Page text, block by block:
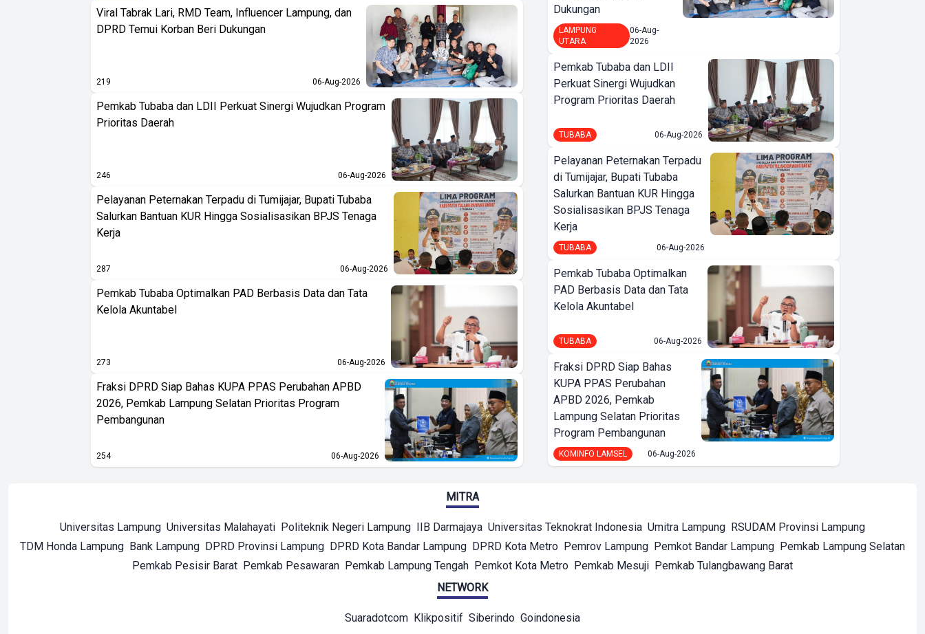
Viral Tabrak Lari, RMD Team, Influencer Lampung, dan
DPRD Temui Korban Beri Dukungan
219 06-Aug-2026
Pemkab Tubaba dan LDII Perkuat Sinergi Wujudkan Program
Prioritas Daerah
246 06-Aug-2026
Pelayanan Peternakan Terpadu di Tumijajar, Bupati Tubaba
Salurkan Bantuan KUR Hingga Sosialisasikan BPJS Tenaga
Kerja
287 06-Aug-2026
Pemkab Tubaba Optimalkan PAD Berbasis Data dan Tata
Kelola Akuntabel
273 06-Aug-2026
Fraksi DPRD Siap Bahas KUPA PPAS Perubahan APBD
2026, Pemkab Lampung Selatan Prioritas Program
Pembangunan
254 06-Aug-2026
Dukungan
LAMPUNG
UTARA
06-Aug-
2026
Pemkab Tubaba dan LDII
Perkuat Sinergi Wujudkan
Program Prioritas Daerah
TUBABA 06-Aug-2026
Pelayanan Peternakan Terpadu
di Tumijajar, Bupati Tubaba
Salurkan Bantuan KUR Hingga
Sosialisasikan BPJS Tenaga
Kerja
TUBABA 06-Aug-2026
Pemkab Tubaba Optimalkan
PAD Berbasis Data dan Tata
Kelola Akuntabel
TUBABA 06-Aug-2026
Fraksi DPRD Siap Bahas
KUPA PPAS Perubahan
APBD 2026, Pemkab
Lampung Selatan Prioritas
Program Pembangunan
KOMINFO LAMSEL 06-Aug-2026
MITRA
Universitas Lampung Universitas Malahayati Politeknik Negeri Lampung IIB Darmajaya Universitas Teknokrat Indonesia Umitra Lampung RSUDAM Provinsi Lampung
TDM Honda Lampung Bank Lampung DPRD Provinsi Lampung DPRD Kota Bandar Lampung DPRD Kota Metro Pemrov Lampung Pemkot Bandar Lampung Pemkab Lampung Selatan
Pemkab Pesisir Barat Pemkab Pesawaran Pemkab Lampung Tengah Pemkot Kota Metro Pemkab Mesuji Pemkab Tulangbawang Barat
NETWORK
Suaradotcom Klikpositif Siberindo Goindonesia